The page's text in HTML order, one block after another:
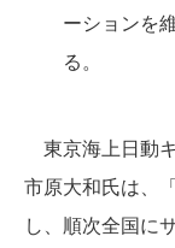
ーションを
る。
東京海上日動
市原大和氏は、
し、順次全国に